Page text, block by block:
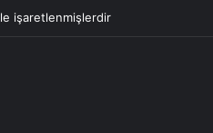
işaretlenmişlerdir